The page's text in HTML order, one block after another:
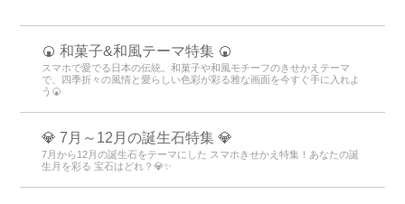
🍘 和菓子&和風テーマ特集 🍘
スマホで愛でる日本の伝統。和菓子や和風モチーフのきせかえテーマ
で、四季折々の風情と愛らしい色彩が彩る雅な画面を今すぐ手に入れよ
う🍘
💎 7月～12月の誕生石特集 💎
7月から12月の誕生石をテーマにした スマホきせかえ特集！あなたの誕
生月を彩る 宝石はどれ？💎✨